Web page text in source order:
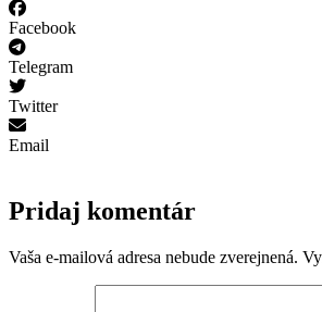
Facebook
Telegram
Twitter
Email
Pridaj komentár
Vaša e-mailová adresa nebude zverejnená.